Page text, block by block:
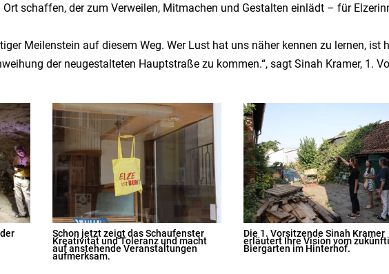
Ort schaffen, der zum Verweilen, Mitmachen und Gestalteneinlädt –für
Meilenstein auf diesem Weg. Wer Lust hat uns näher kennen zu lernen, ist
der neugestalteten Hauptstraße zu kommen.“,sagt Sinah Kramer, 1.
Schon jetzt zeigt das Schaufenster
Kreativität und Toleranz und macht
auf anstehende Veranstaltungen
aufmerksam.
Die 1. Vorsitzende Sinah Kramer
erläutert Ihre Vision vom
Biergarten im Hinterhof.